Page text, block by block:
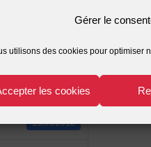
Gérer le
utilisons des cookies pour optimiser
les cookies
1549
941.50 KB
1
15/06/2018